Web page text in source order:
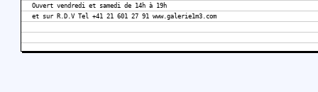
Ouvert vendredi et samedi de 14h à 19h
et sur R.D.V Tel +41 21 601 27 91 www.galerie1m3.com